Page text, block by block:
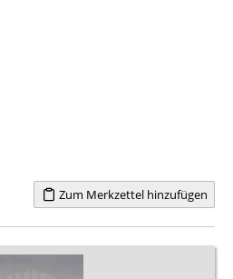
Zum Merkzettel hinzufügen